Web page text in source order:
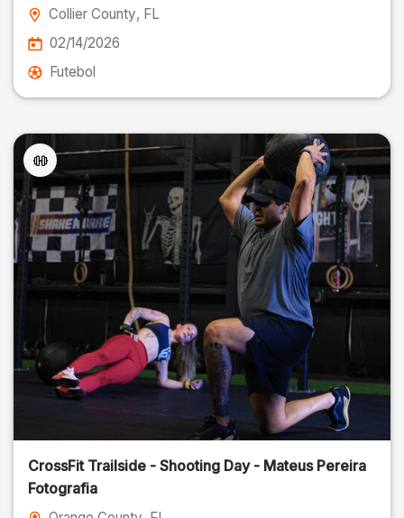
Collier County, FL
02/14/2026
Futebol
CrossFit Trailside - Shooting Day - Mateus Pereira
Fotografia